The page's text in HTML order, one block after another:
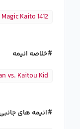
Magic Kaito 1412
خلاصه انیمه
vs. Kaitou Kid
انیمه های جانبی